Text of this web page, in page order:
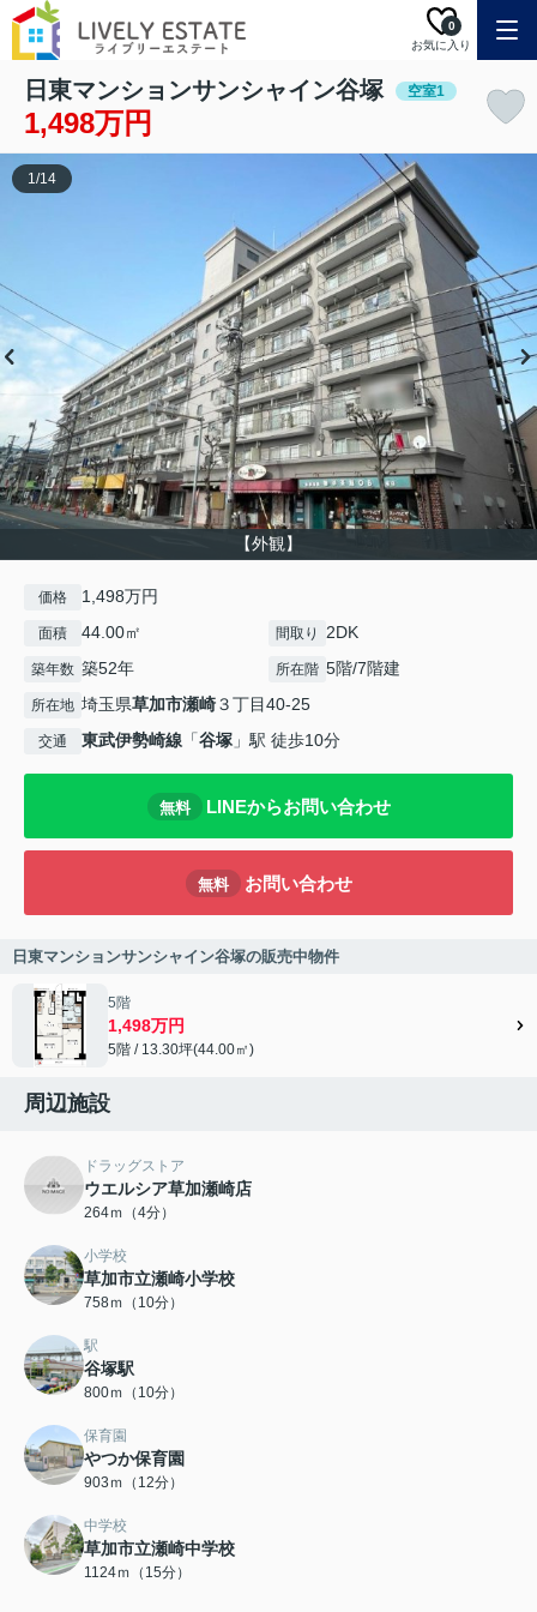
お気に入り
0
日東マンションサンシャイン谷塚 空室1
1,498万円
【外観】
1/14
価格 1,498万円
面積 44.00㎡ 間取り 2DK
築年数 築52年 所在階 5階/7階建
所在地 埼玉県草加市瀬崎３丁目40-25
交通 東武伊勢崎線 「谷塚 」駅 徒歩10分
無料 LINEからお問い合わせ
無料 お問い合わせ
日東マンションサンシャイン谷塚の販売中物件
5階
1,498万円
5階 / 13.30坪(44.00㎡)
周辺施設
ドラッグストア
ウエルシア草加瀬崎店
264ｍ（4分）
小学校
草加市立瀬崎小学校
758ｍ（10分）
駅
谷塚駅
800ｍ（10分）
保育園
やつか保育園
903ｍ（12分）
中学校
草加市立瀬崎中学校
1124ｍ（15分）